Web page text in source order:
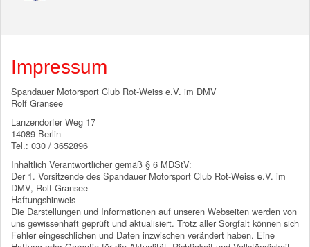
Impressum
Spandauer Motorsport Club Rot-Weiss e.V. im DMV
Rolf Gransee
Lanzendorfer Weg 17
14089 Berlin
Tel.: 030 / 3652896
Inhaltlich Verantwortlicher gemäß § 6 MDStV:
Der 1. Vorsitzende des Spandauer Motorsport Club Rot-Weiss e.V. im
DMV, Rolf Gransee
Haftungshinweis
Die Darstellungen und Informationen auf unseren Webseiten werden von
uns gewissenhaft geprüft und aktualisiert. Trotz aller Sorgfalt können sich
Fehler eingeschlichen und Daten inzwischen verändert haben. Eine